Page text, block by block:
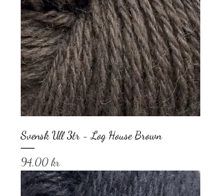
Svensk Ull 3tr - Log House Brown
Pris
94,00 kr